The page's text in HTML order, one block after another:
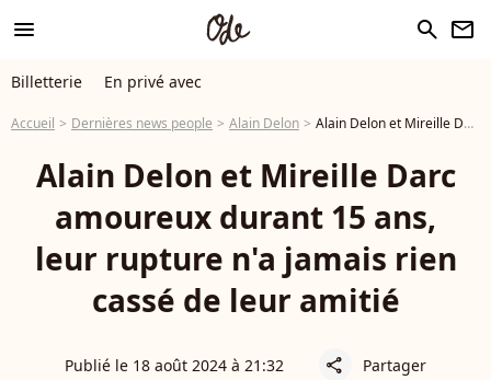
menu search newsletter
Billetterie En privé avec
Accueil Dernières news people Alain Delon Alain Delon et Mireille Darc amoureux durant 15 ans, leur rupture n'a jamais rien cassé de leur amitié
Alain Delon et Mireille Darc
amoureux durant 15 ans,
leur rupture n'a jamais rien
cassé de leur amitié
Publié le 18 août 2024 à 21:32 share Partager